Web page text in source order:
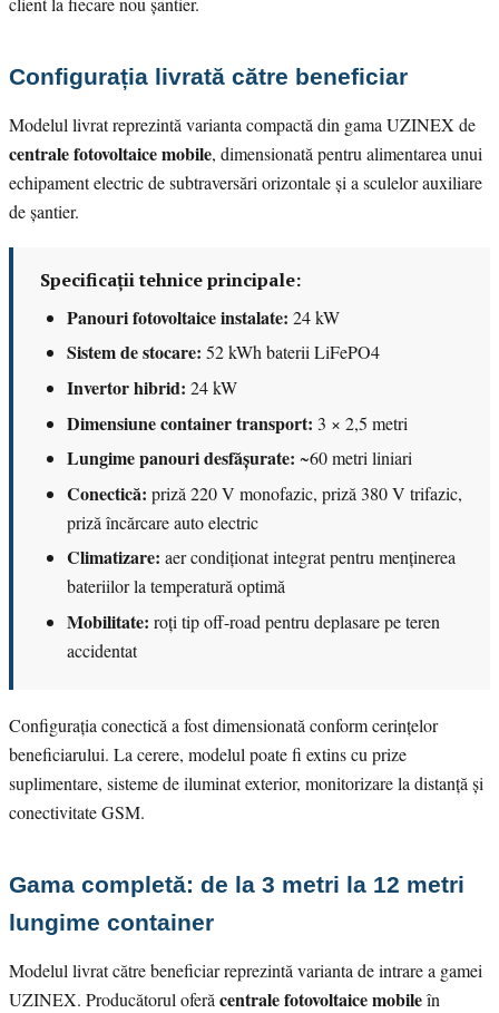
Configurația livrată către beneficiar
Modelul livrat reprezintă varianta compactă din gama UZINEX de
centrale fotovoltaice mobile, dimensionată pentru alimentarea unui
echipament electric de subtraversări orizontale și a sculelor auxiliare
de șantier.
Specificații tehnice principale:
Panouri fotovoltaice instalate: 24 kW
Sistem de stocare: 52 kWh baterii LiFePO4
Invertor hibrid: 24 kW
Dimensiune container transport: 3 × 2,5 metri
Lungime panouri desfășurate: ~60 metri liniari
Conectică: priză 220 V monofazic, priză 380 V trifazic,
priză încărcare auto electric
Climatizare: aer condiționat integrat pentru menținerea
bateriilor la temperatură optimă
Mobilitate: roți tip off-road pentru deplasare pe teren
accidentat
Configurația conectică a fost dimensionată conform cerințelor
beneficiarului. La cerere, modelul poate fi extins cu prize
suplimentare, sisteme de iluminat exterior, monitorizare la distanță și
conectivitate GSM.
Gama completă: de la 3 metri la 12 metri
lungime container
Modelul livrat către beneficiar reprezintă varianta de intrare a gamei
UZINEX. Producătorul oferă centrale fotovoltaice mobileîn